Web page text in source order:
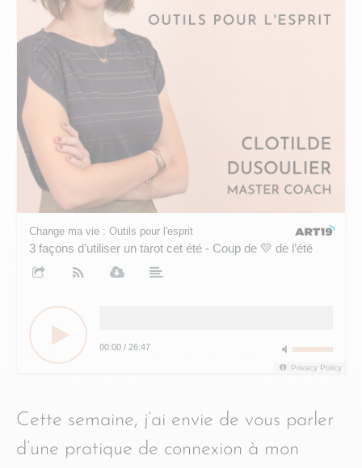
Change ma vie : Outils pour l'esprit
3 façons d’utiliser un tarot cet été - Coup de 💛 de l’été
00:00 / 26:47
Privacy Policy
Cette semaine, j’ai envie de vous parler
d’une pratique de connexion à mon